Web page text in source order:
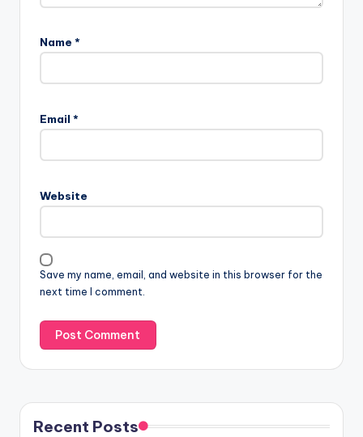
Name *
Email *
Website
Save my name, email, and website in this browser for the
next time I comment.
Recent Posts